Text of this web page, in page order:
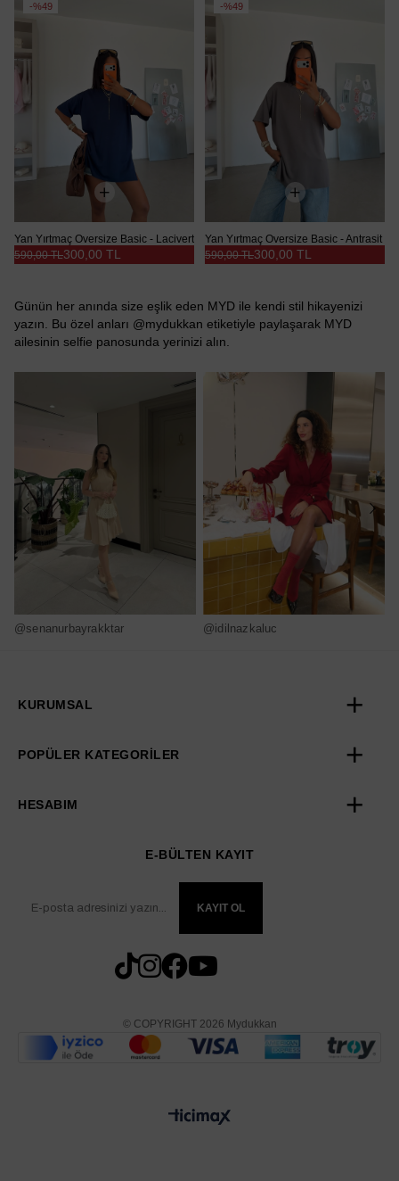
%49
Yan Yırtmaç Oversize Basic - Lacivert
300,00 TL
590,00 TL
%49
Yan Yırtmaç Oversize Basic - Antrasit
300,00 TL
590,00 TL
Günün her anında size eşlik eden MYD ile kendi stil hikayenizi
yazın. Bu özel anları @mydukkan etiketiyle paylaşarak MYD
ailesinin selfie panosunda yerinizi alın.
@senanurbayrakktar @idilnazkaluc
KURUMSAL
POPÜLER KATEGORİLER
HESABIM
E-BÜLTEN KAYIT
KAYIT OL
© COPYRIGHT 2026 Mydukkan